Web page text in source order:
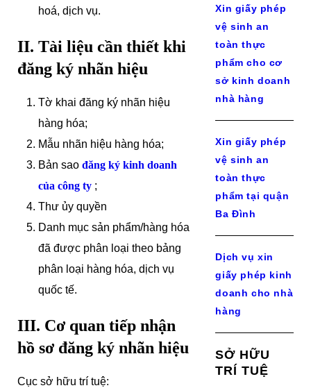
hoá, dịch vụ.
II. Tài liệu cần thiết khi
đăng ký nhãn hiệu
Tờ khai đăng ký nhãn hiệu
hàng hóa;
Mẫu nhãn hiệu hàng hóa;
Bản sao đăng ký kinh doanh
của công ty ;
Thư ủy quyền
Danh mục sản phẩm/hàng hóa
đã được phân loại theo bảng
phân loại hàng hóa, dịch vụ
quốc tế.
III. Cơ quan tiếp nhận
hồ sơ đăng ký nhãn hiệu
Cục sở hữu trí tuệ:
Xin giấy phép
vệ sinh an
toàn thực
phẩm cho cơ
sở kinh doanh
nhà hàng
Xin giấy phép
vệ sinh an
toàn thực
phẩm tại quận
Ba Đình
Dịch vụ xin
giấy phép kinh
doanh cho nhà
hàng
SỞ HỮU
TRÍ TUỆ